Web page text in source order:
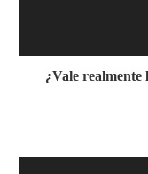
¿Vale